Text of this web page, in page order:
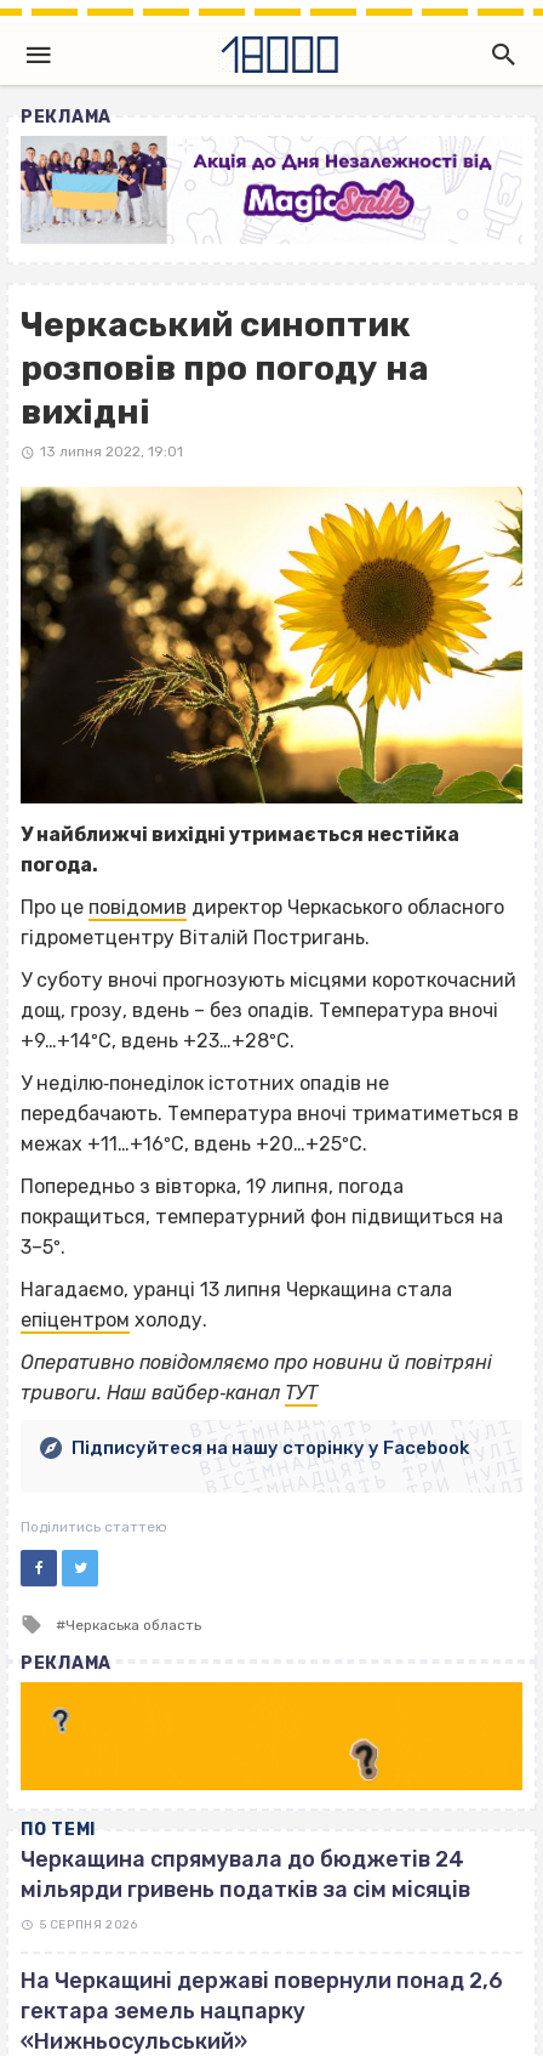
РЕКЛАМА
Черкаський синоптик
розповів про погоду на
вихідні
13 липня 2022, 19:01
У найближчі вихідні утримається нестійка
погода.
Про це повідомив директор Черкаського обласного
гідрометцентру Віталій Постригань.
У суботу вночі прогнозують місцями короткочасний
дощ, грозу, вдень – без опадів. Температура вночі
+9…+14ºС, вдень +23…+28ºС.
У неділю‐понеділок істотних опадів не
передбачають. Температура вночі триматиметься в
межах +11…+16ºС, вдень +20…+25ºС.
Попередньо з вівторка, 19 липня, погода
покращиться, температурний фон підвищиться на
3–5º.
Нагадаємо, уранці 13 липня Черкащина стала
епіцентром холоду.
Оперативно повідомляємо про новини й повітряні
тривоги. Наш вайбер‐канал ТУТ
ВІСІМНАДЦЯТЬ ТРИ НУЛІ
ВІСІМНАДЦЯТЬ ТРИ НУЛІ
ВІСІМНАДЦЯТЬ ТРИ НУЛІ
ВІСІМНАДЦЯТЬ ТРИ НУЛІ
ВІСІМНАДЦЯТЬ ТРИ НУЛІ
ВІСІМНАДЦЯТЬ ТРИ НУЛІ
ВІСІМНАДЦЯТЬ ТРИ НУЛІ
ВІСІМНАДЦЯТЬ ТРИ НУЛІ
Підписуйтеся на нашу сторінку у Facebook
Поділитись статтею
Tagged
Черкаська область
РЕКЛАМА
ПО ТЕМІ
Черкащина спрямувала до бюджетів 24
мільярди гривень податків за сім місяців
5 СЕРПНЯ 2026
На Черкащині державі повернули понад 2,6
гектара земель нацпарку
«Нижньосульський»